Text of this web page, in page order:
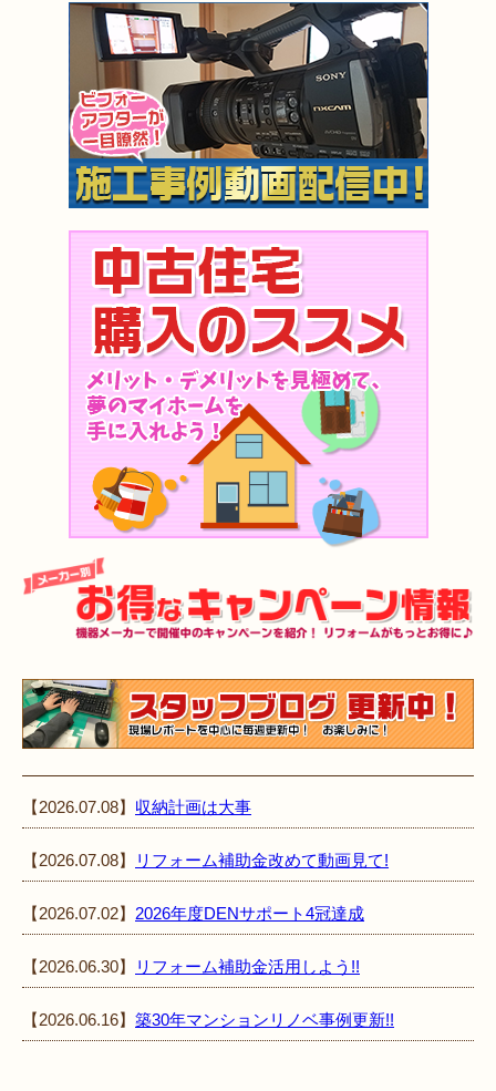
【2026.07.08】 収納計画は大事
【2026.07.08】 リフォーム補助金改めて動画見て!
【2026.07.02】 2026年度DENサポート4冠達成
【2026.06.30】 リフォーム補助金活用しよう!!
【2026.06.16】 築30年マンションリノベ事例更新!!